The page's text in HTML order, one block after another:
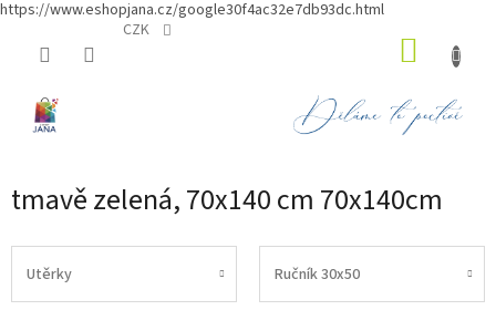
https://www.eshopjana.cz/google30f4ac32e7db93dc.html
CZK
tmavě zelená, 70x140 cm 70x140cm
Utěrky Ručník 30x50